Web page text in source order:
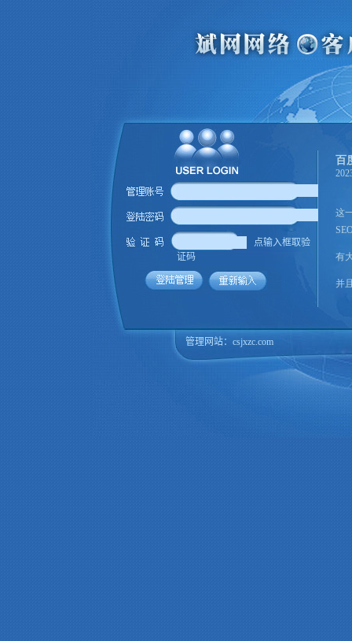
点输入框取验
证码
管理网站： csjxzc.com